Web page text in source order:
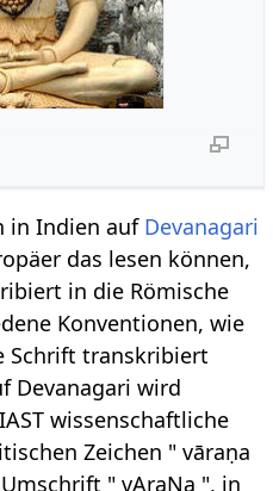
in Indien auf Devanagari
das lesen können,
in die Römische
Konventionen, wie
Schrift transkribiert
Devanagari wird
wissenschaftliche
Zeichen " vāraṇa
Umschrift " vAraNa ", in